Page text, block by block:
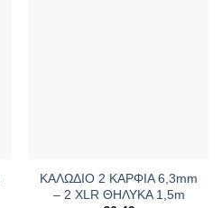
ΚΑΛΩΔΙΟ 2 ΚΑΡΦΙΑ 6,3mm
– 2 XLR ΘΗΛΥΚΑ 1,5m